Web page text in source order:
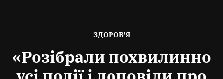
ОПУБЛІКОВАНО
ЗДОРОВ'Я
«Розібрали похвилинно